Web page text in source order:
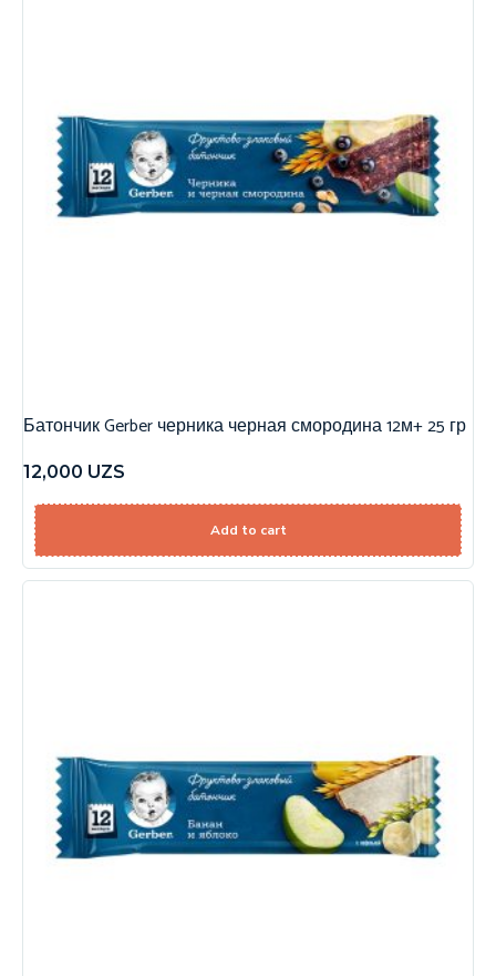
Батончик Gerber черника черная смородина 12м+ 25 гр
12,000 UZS
Add to cart